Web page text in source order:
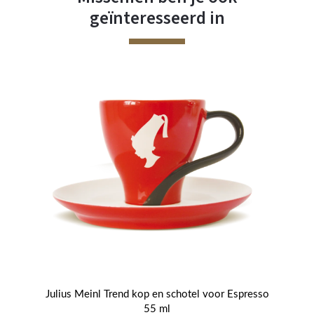
geïnteresseerd in
Julius Meinl Trend kop en schotel voor Espresso
55 ml